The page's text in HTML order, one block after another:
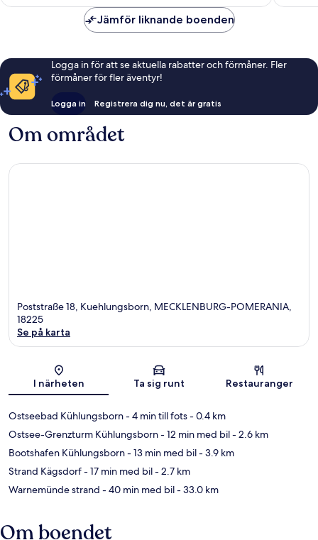
Salzhaff
Forest
Jämför liknande boenden
Logga in för att se aktuella rabatter och förmåner. Fler
förmåner för fler äventyr!
Logga in Registrera dig nu, det är gratis
Om området
Poststraße 18, Kuehlungsborn, MECKLENBURG-POMERANIA,
18225
Se på karta
I närheten Ta sig runt Restauranger
Ostseebad Kühlungsborn- 4 min till fots- 0.4 km
Ostsee-Grenzturm Kühlungsborn- 12 min med bil- 2.6 km
Bootshafen Kühlungsborn- 13 min med bil- 3.9 km
Strand Kägsdorf- 17 min med bil- 2.7 km
Warnemünde strand - 40 min med bil- 33.0 km
Om boendet